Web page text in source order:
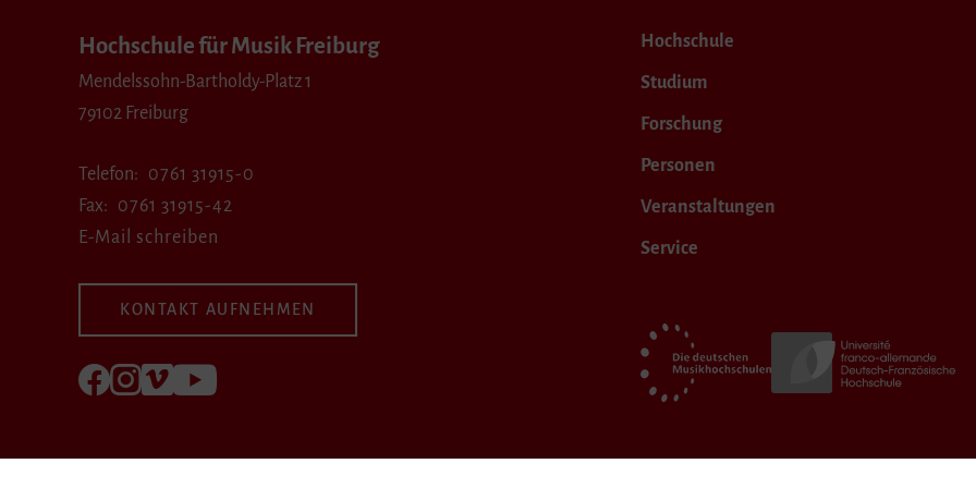
Hochschule für Musik Freiburg
Mendelssohn-Bartholdy-Platz 1
79102 Freiburg
Telefon
0761 31915-0
Fax
0761 31915-42
E-Mail schreiben
KONTAKT AUFNEHMEN
Folgen Sie uns auf Facebook
Folgen Sie uns auf Instagram
Besuchen Sie uns bei Vimeo
Hochschule
Studium
Forschung
Personen
Veranstaltungen
Service